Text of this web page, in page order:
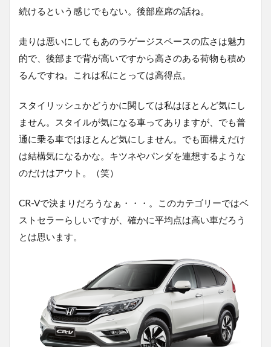
続けるという感じでもない。後部座席の話ね。
走りは悪いにしてもあのラゲージスペースの広さは魅力
的で、後部まで背が高いですから高さのある荷物も積め
るんですね。これは私にとっては高得点。
スタイリッシュかどうかに関しては私はほとんど気にし
ません。スタイルが気になる車ってありますが、でも普
通に乗る車ではほとんど気にしません。でも面構えだけ
は結構気になるかな。キツネやパンダを連想するような
のだけはアウト。（笑）
CR-Vで決まりだろうなぁ・・・。このカテゴリーではベ
ストセラーらしいですが、確かに平均点は高い車だろう
とは思います。